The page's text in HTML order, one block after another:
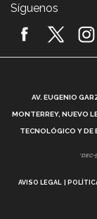
Síguenos
AV. EUGENIO
MONTERREY, NUEVO
TECNOLÓGICO Y DE
*DEC-
AVISO LEGAL